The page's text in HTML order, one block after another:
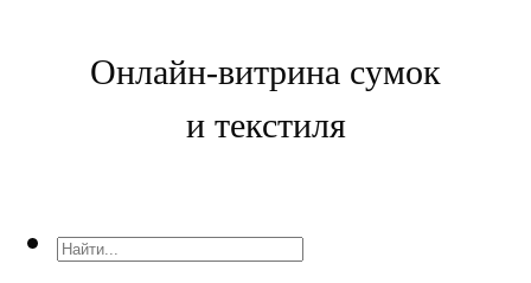
Онлайн-витрина сумок
и текстиля